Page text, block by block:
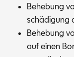
Be­he­bung
schä­di­gung
Be­he­bung
auf ei­nen